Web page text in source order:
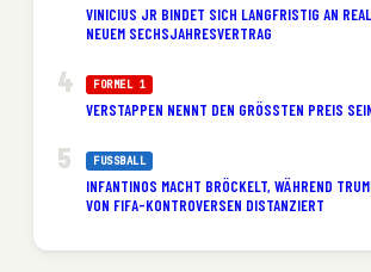
VINICIUS JR BINDET SICH LANGFRISTIG AN
NEUEM SECHSJAHRESVERTRAG
FORMEL 1
VERSTAPPEN NENNT DEN GRÖSSTEN PREIS
FUSSBALL
INFANTINOS MACHT BRÖCKELT, WÄHREND
VON FIFA-KONTROVERSEN DISTANZIERT